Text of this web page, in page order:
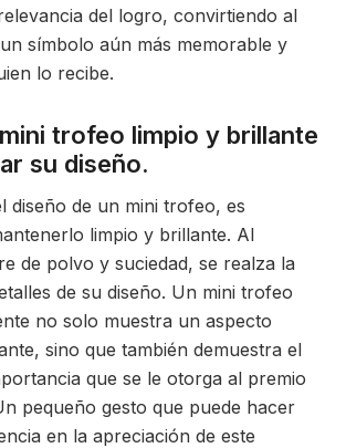
del logro, convirtiendo al
símbolo aún más memorable y
lo recibe.
trofeo limpio y brillante
su diseño.
diseño de un mini trofeo, es
limpio y brillante. Al
de polvo y suciedad, se realza la
de su diseño. Un mini trofeo
no solo muestra un aspecto
sino que también demuestra el
que se le otorga al premio
pequeño gesto que puede hacer
en la apreciación de este